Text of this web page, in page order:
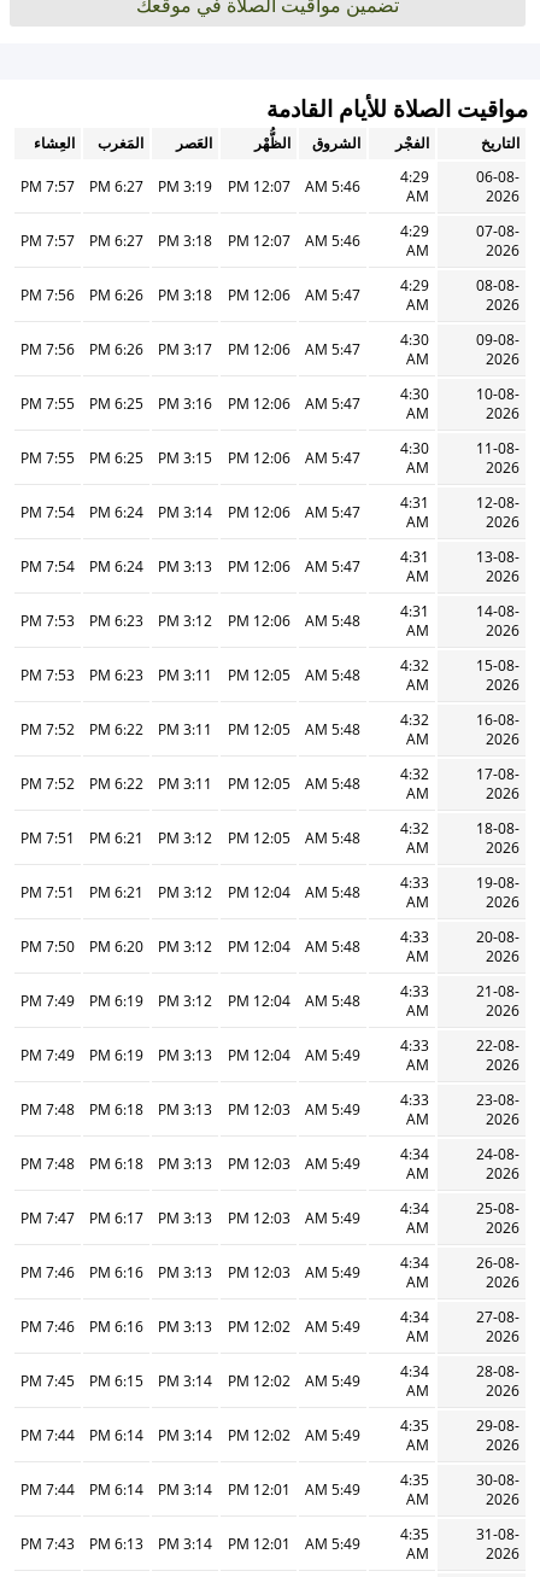
مواقيت الصلاة للأيام القادمة
التاريخ الفجْر الشروق الظُّهْر العَصر المَغرب
العِشاء
06-08-
2026
4:29
AM
5:46 AM
12:07 PM
3:19 PM
6:27 PM
7:57 PM
07-08-
2026
4:29
AM
5:46 AM
12:07 PM
3:18 PM
6:27 PM
7:57 PM
08-08-
2026
4:29
AM
5:47 AM
12:06 PM
3:18 PM
6:26 PM
7:56 PM
09-08-
2026
4:30
AM
5:47 AM
12:06 PM
3:17 PM
6:26 PM
7:56 PM
10-08-
2026
4:30
AM
5:47 AM
12:06 PM
3:16 PM
6:25 PM
7:55 PM
11-08-
2026
4:30
AM
5:47 AM
12:06 PM
3:15 PM
6:25 PM
7:55 PM
12-08-
2026
4:31
AM
5:47 AM
12:06 PM
3:14 PM
6:24 PM
7:54 PM
13-08-
2026
4:31
AM
5:47 AM
12:06 PM
3:13 PM
6:24 PM
7:54 PM
14-08-
2026
4:31
AM
5:48 AM
12:06 PM
3:12 PM
6:23 PM
7:53 PM
15-08-
2026
4:32
AM
5:48 AM
12:05 PM
3:11 PM
6:23 PM
7:53 PM
16-08-
2026
4:32
AM
5:48 AM
12:05 PM
3:11 PM
6:22 PM
7:52 PM
17-08-
2026
4:32
AM
5:48 AM
12:05 PM
3:11 PM
6:22 PM
7:52 PM
18-08-
2026
4:32
AM
5:48 AM
12:05 PM
3:12 PM
6:21 PM
7:51 PM
19-08-
2026
4:33
AM
5:48 AM
12:04 PM
3:12 PM
6:21 PM
7:51 PM
20-08-
2026
4:33
AM
5:48 AM
12:04 PM
3:12 PM
6:20 PM
7:50 PM
21-08-
2026
4:33
AM
5:48 AM
12:04 PM
3:12 PM
6:19 PM
7:49 PM
22-08-
2026
4:33
AM
5:49 AM
12:04 PM
3:13 PM
6:19 PM
7:49 PM
23-08-
2026
4:33
AM
5:49 AM
12:03 PM
3:13 PM
6:18 PM
7:48 PM
24-08-
2026
4:34
AM
5:49 AM
12:03 PM
3:13 PM
6:18 PM
7:48 PM
25-08-
2026
4:34
AM
5:49 AM
12:03 PM
3:13 PM
6:17 PM
7:47 PM
26-08-
2026
4:34
AM
5:49 AM
12:03 PM
3:13 PM
6:16 PM
7:46 PM
27-08-
2026
4:34
AM
5:49 AM
12:02 PM
3:13 PM
6:16 PM
7:46 PM
28-08-
2026
4:34
AM
5:49 AM
12:02 PM
3:14 PM
6:15 PM
7:45 PM
29-08-
2026
4:35
AM
5:49 AM
12:02 PM
3:14 PM
6:14 PM
7:44 PM
30-08-
2026
4:35
AM
5:49 AM
12:01 PM
3:14 PM
6:14 PM
7:44 PM
31-08-
2026
4:35
AM
5:49 AM
12:01 PM
3:14 PM
6:13 PM
7:43 PM